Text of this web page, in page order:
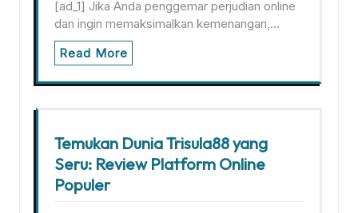
[ad_1] Jika Anda penggemar perjudian online
dan ingin memaksimalkan kemenangan,…
Read More
Temukan Dunia Trisula88 yang
Seru: Review Platform Online
Populer